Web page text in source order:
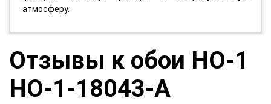
атмосферу.
Отзывы к обои HO-1
HO-1-18043-A